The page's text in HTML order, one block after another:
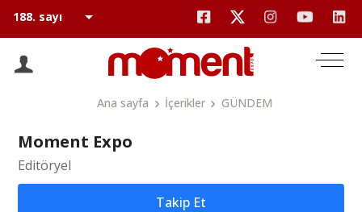
Ana sayfa İçerikler GÜNDEM
Moment Expo
Editöryel
Takip Et